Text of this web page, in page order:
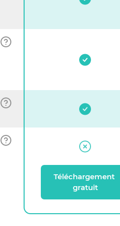
Téléchargement
gratuit